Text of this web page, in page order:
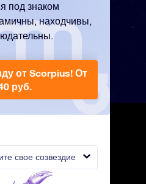
свое созвездие
под знаком
находчивы,
от Scorpius! От
руб.